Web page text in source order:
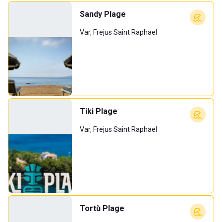
Sandy Plage
Var, Frejus Saint Raphael
Tiki Plage
Var, Frejus Saint Raphael
Tortù Plage